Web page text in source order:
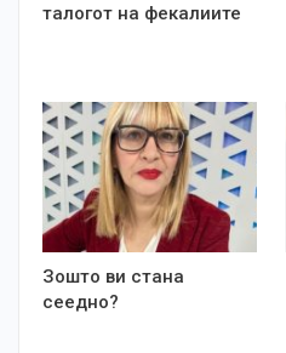
талогот на фекалиите
Зошто ви стана
сеедно?